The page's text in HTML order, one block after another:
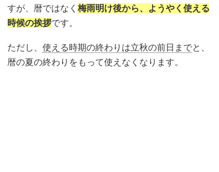
すが、暦ではなく梅雨明け後から、ようやく使える
時候の挨拶です。
ただし、 使える時期の終わりは立秋の前日までと、
暦の夏の終わりをもって使えなくなります。